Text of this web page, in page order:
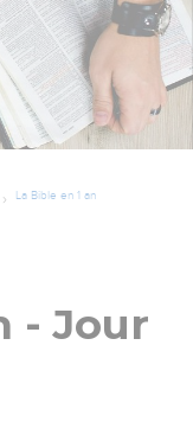
La Bible en 1 an
- Jour